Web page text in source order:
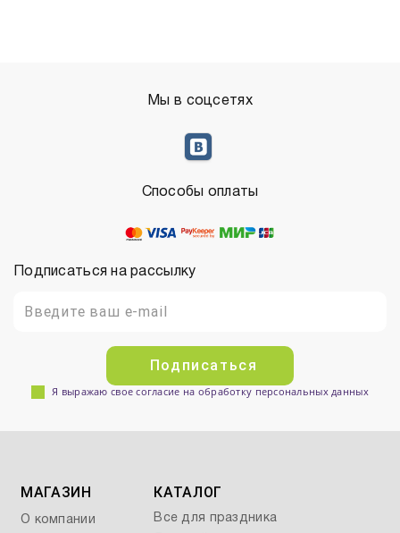
Мы в соцсетях
Подписаться на рассылку
Подписаться
Я выражаю свое согласие на обработку персональных данных
Способы оплаты
МАГАЗИН
О компании
КАТАЛОГ
Все для праздника